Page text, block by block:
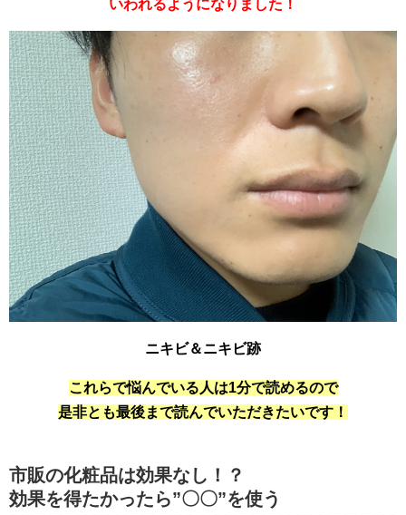
いわれるようになりました！
ニキビ＆ニキビ跡
これらで悩んでいる人は1分で読めるので
是非とも最後まで読んでいただきたいです！
市販の化粧品は効果なし！？
効果を得たかったら”〇〇”を使う